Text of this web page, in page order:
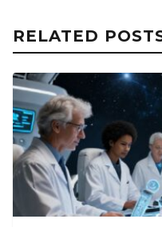
RELATED